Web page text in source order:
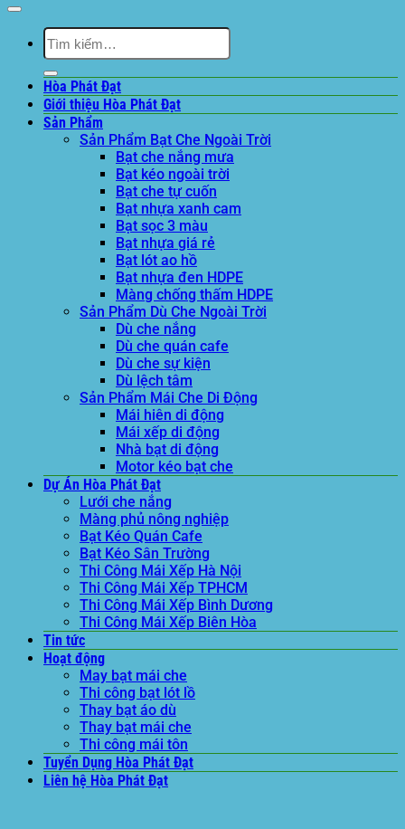
Tìm
kiếm:
Hòa Phát Đạt
Giới thiệu Hòa Phát Đạt
Sản Phẩm
Sản Phẩm Bạt Che Ngoài Trời
Bạt che nắng mưa
Bạt kéo ngoài trời
Bạt che tự cuốn
Bạt nhựa xanh cam
Bạt sọc 3 màu
Bạt nhựa giá rẻ
Bạt lót ao hồ
Bạt nhựa đen HDPE
Màng chống thấm HDPE
Sản Phẩm Dù Che Ngoài Trời
Dù che nắng
Dù che quán cafe
Dù che sự kiện
Dù lệch tâm
Sản Phẩm Mái Che Di Động
Mái hiên di động
Mái xếp di động
Nhà bạt di động
Motor kéo bạt che
Dự Án Hòa Phát Đạt
Lưới che nắng
Màng phủ nông nghiệp
Bạt Kéo Quán Cafe
Bạt Kéo Sân Trường
Thi Công Mái Xếp Hà Nội
Thi Công Mái Xếp TPHCM
Thi Công Mái Xếp Bình Dương
Thi Công Mái Xếp Biên Hòa
Tin tức
Hoạt động
May bạt mái che
Thi công bạt lót lồ
Thay bạt áo dù
Thay bạt mái che
Thi công mái tôn
Tuyển Dụng Hòa Phát Đạt
Liên hệ Hòa Phát Đạt